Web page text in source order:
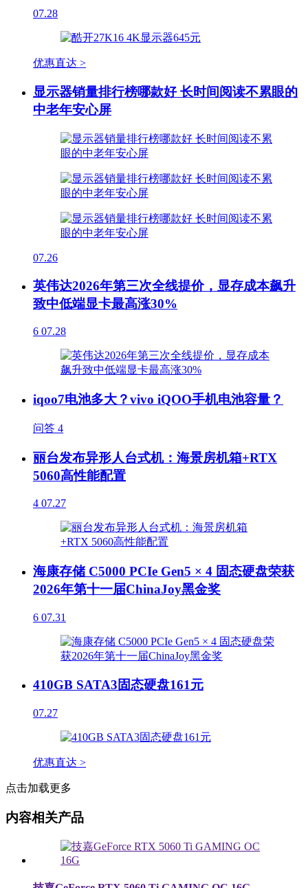
07.28
优惠直达 >
显示器销量排行榜哪款好 长时间阅读不累眼的
中老年安心屏
07.26
英伟达2026年第三次全线提价，显存成本飙升
致中低端显卡最高涨30%
6 07.28
iqoo7电池多大？vivo iQOO手机电池容量？
问答 4
丽台发布异形人台式机：海景房机箱+RTX
5060高性能配置
4 07.27
海康存储 C5000 PCIe Gen5 × 4 固态硬盘荣获
2026年第十一届ChinaJoy黑金奖
6 07.31
410GB SATA3固态硬盘161元
07.27
优惠直达 >
点击加载更多
内容相关产品